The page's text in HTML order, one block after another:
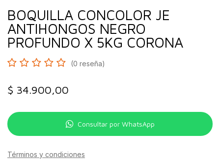
BOQUILLA CONCOLOR JE
ANTIHONGOS NEGRO
PROFUNDO X 5KG CORONA
(0 reseña)
$ 34.900,00
Consultar por WhatsApp
Términos y condiciones